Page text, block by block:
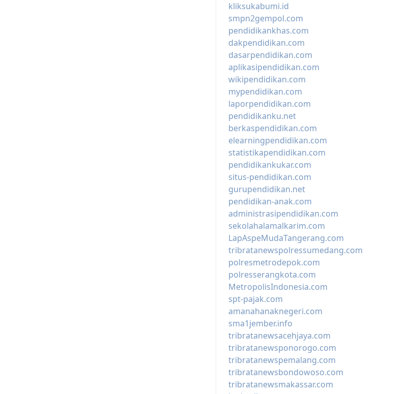
kliksukabumi.id
smpn2gempol.com
pendidikankhas.com
dakpendidikan.com
dasarpendidikan.com
aplikasipendidikan.com
wikipendidikan.com
mypendidikan.com
laporpendidikan.com
pendidikanku.net
berkaspendidikan.com
elearningpendidikan.com
statistikapendidikan.com
pendidikankukar.com
situs-pendidikan.com
gurupendidikan.net
pendidikan-anak.com
administrasipendidikan.com
sekolahalamalkarim.com
LapAspeMudaTangerang.com
tribratanewspolressumedang.com
polresmetrodepok.com
polresserangkota.com
MetropolisIndonesia.com
spt-pajak.com
amanahanaknegeri.com
sma1jember.info
tribratanewsacehjaya.com
tribratanewsponorogo.com
tribratanewspemalang.com
tribratanewsbondowoso.com
tribratanewsmakassar.com